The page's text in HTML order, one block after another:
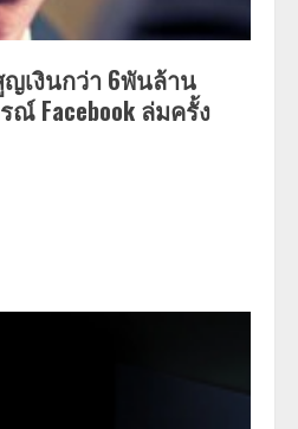
ญเงินกว่า 6พันล้าน
ณ์ Facebook ล่มครั้ง